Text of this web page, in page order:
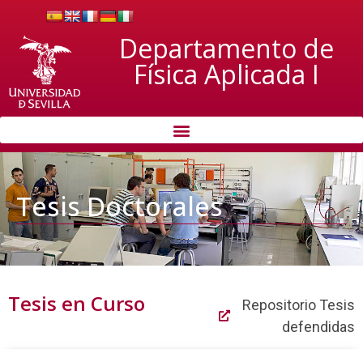
Departamento de
Física Aplicada I
Tesis Doctorales
Tesis en Curso
Repositorio Tesis
defendidas